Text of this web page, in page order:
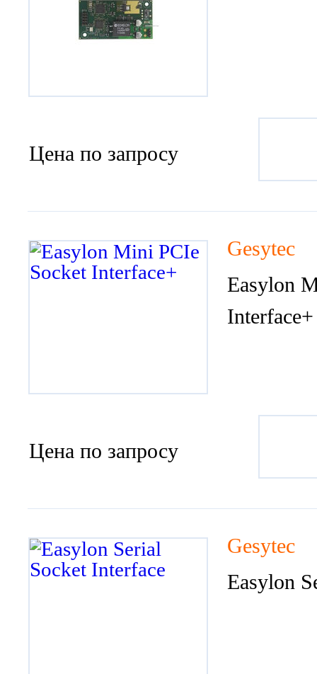
Цена по запросу
Gesytec
Easylon
Interface+
Цена по запросу
Gesytec
Easylon